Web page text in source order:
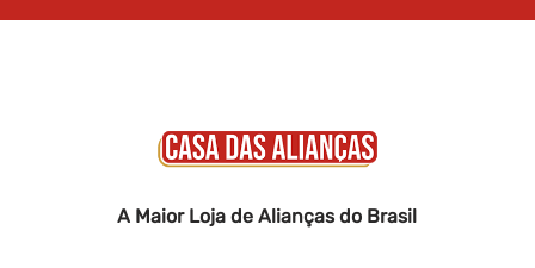
A Maior Loja de Alianças do Brasil